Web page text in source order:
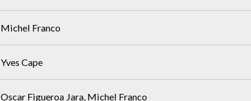
Michel Franco
Yves Cape
Oscar Figueroa Jara, Michel Franco